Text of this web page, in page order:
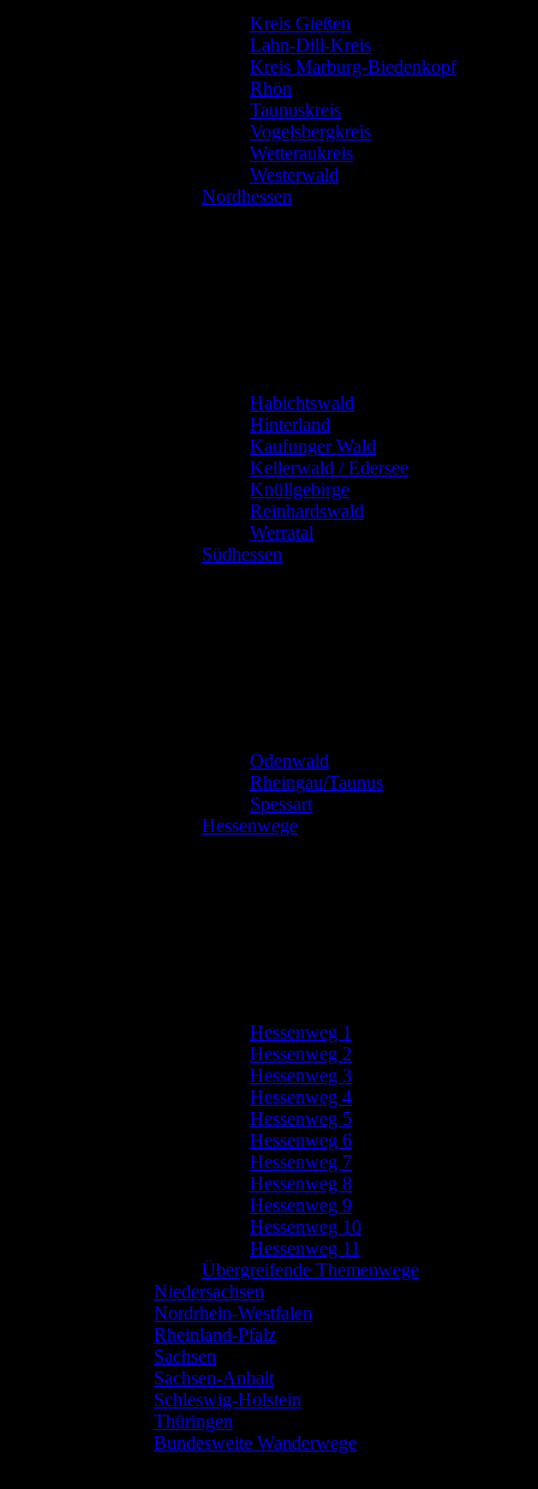
Kreis Gießen
Lahn-Dill-Kreis
Kreis Marburg-Biedenkopf
Rhön
Taunuskreis
Vogelsbergkreis
Wetteraukreis
Westerwald
Nordhessen
Habichtswald
Hinterland
Kaufunger Wald
Kellerwald / Edersee
Knüllgebirge
Reinhardswald
Werratal
Südhessen
Odenwald
Rheingau/Taunus
Spessart
Hessenwege
Hessenweg 1
Hessenweg 2
Hessenweg 3
Hessenweg 4
Hessenweg 5
Hessenweg 6
Hessenweg 7
Hessenweg 8
Hessenweg 9
Hessenweg 10
Hessenweg 11
Übergreifende Themenwege
Niedersachsen
Nordrhein-Westfalen
Rheinland-Pfalz
Sachsen
Sachsen-Anhalt
Schleswig-Holstein
Thüringen
Bundesweite Wanderwege